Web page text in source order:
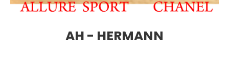
AH - HERMANN